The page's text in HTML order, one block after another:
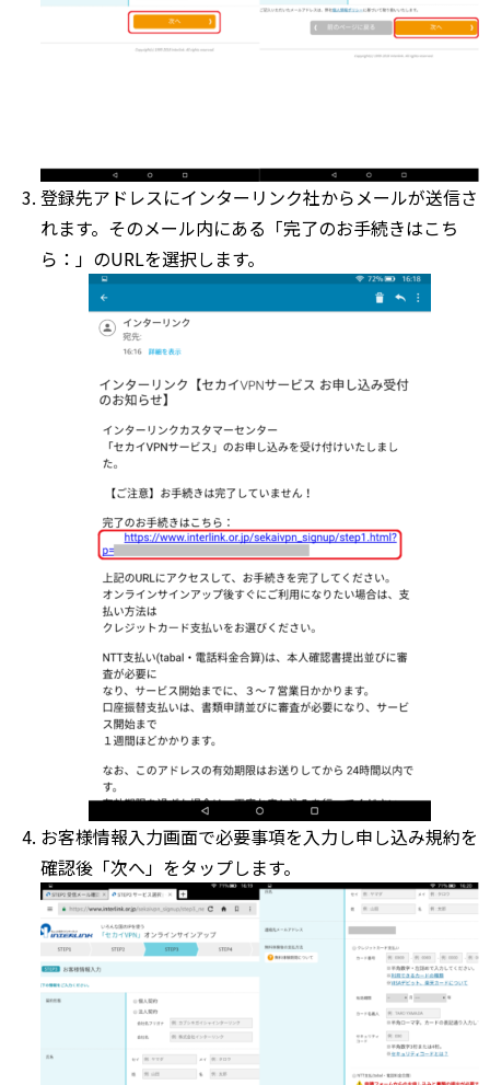
登録先アドレスにインターリンク社からメールが送信さ
れます。そのメール内にある「完了のお手続きはこち
ら：」のURLを選択します。
お客様情報入力画面で必要事項を入力し申し込み規約を
確認後「次へ」をタップします。